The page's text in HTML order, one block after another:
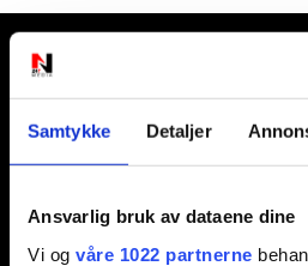
Samtykke Detaljer
Ansvarlig bruk av dataene dine
Vi og våre 1022 partnerne
Ansvarlig redaktør:
Jon Aamodt
Nyhetstips: